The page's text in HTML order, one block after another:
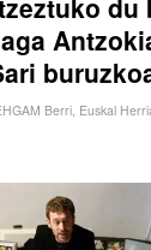
du
Berri, Euskal